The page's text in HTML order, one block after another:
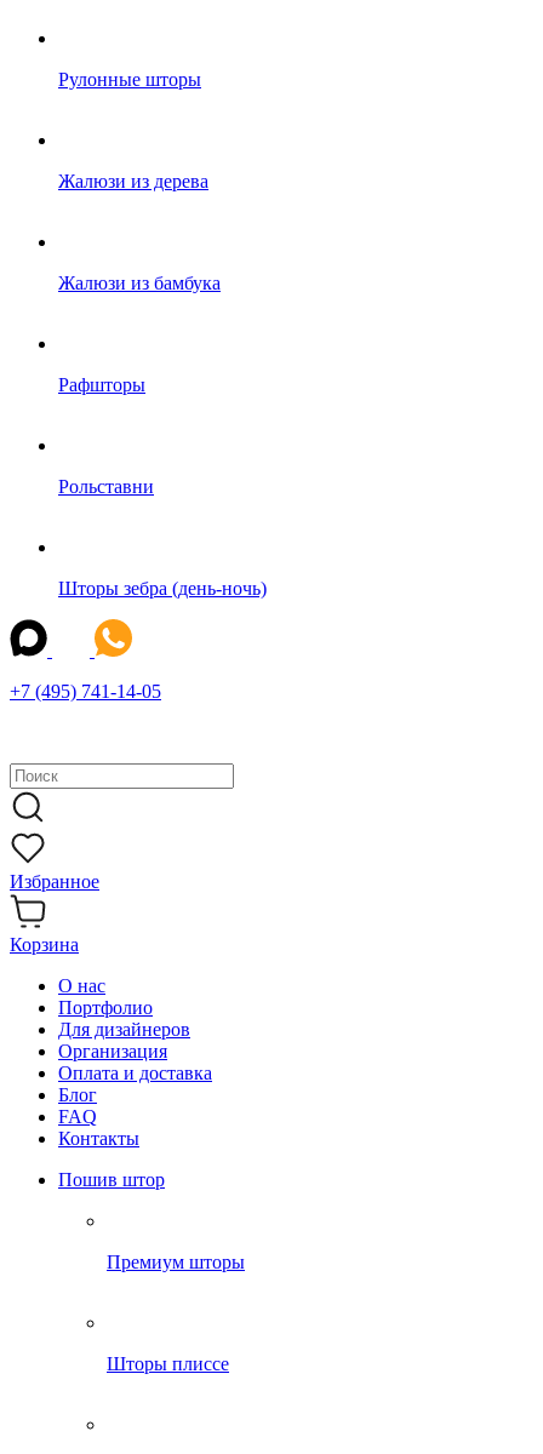
Рулонные шторы
Жалюзи из дерева
Жалюзи из бамбука
Рафшторы
Рольставни
Шторы зебра (день-ночь)
+7 (495) 741-14-05
Избранное
Корзина
О нас
Портфолио
Для дизайнеров
Организация
Оплата и доставка
Блог
FAQ
Контакты
Пошив штор
Премиум шторы
Шторы плиссе